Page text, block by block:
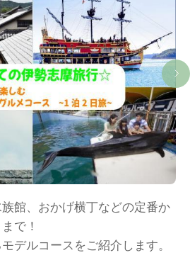
館、おかげ横丁などの定番か
で！
デルコースをご紹介します。